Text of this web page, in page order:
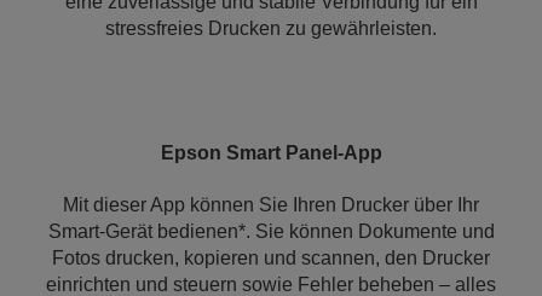
stressfreies Drucken zu gewährleisten.
Epson Smart Panel-App
Mit dieser App können Sie Ihren Drucker über Ihr
Smart-Gerät bedienen*. Sie können Dokumente und
Fotos drucken, kopieren und scannen, den Drucker
einrichten und steuern sowie Fehler beheben – alles